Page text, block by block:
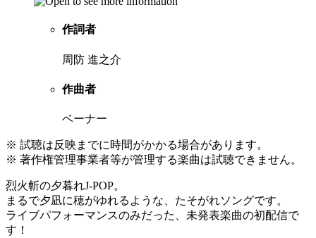
作詞者
周防 進之介
作曲者
ベーナー
※ 試聴は反映までに時間がかかる場合があります。
※ 著作権管理事業者等が管理する楽曲は試聴できません。
烈火斬の夕暮れJ-POP。
まるで夕凪に穂がゆれるような、たそがれソングです。
ライブパフォーマンスのみだった、未発表楽曲の初配信で
す！